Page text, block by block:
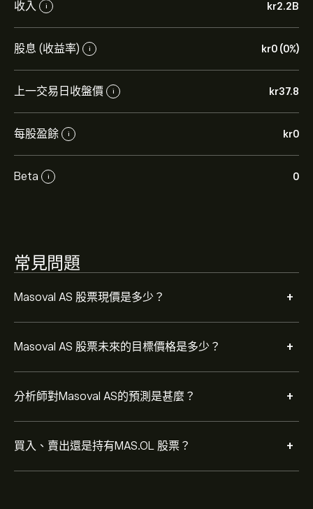
收入 i ‎kr‎2.2B
股息 (收益率) i ‎kr‎0 (0%)
上一交易日收盤價 i ‎kr‎37.8
每股盈餘 i ‎kr‎0
Beta i 0
常見問題
Masoval AS 股票現價是多少？ +
Masoval AS 股票未來的目標價格是多少？ +
Masoval AS 的平均目標價為 ‎kr‎37.80。
eToro 以取得
分析師對Masoval AS的預測是甚麼？ +
分析師根據市場趨勢、財務報告和預期增長對Masoval AS
的預測。查看最新預測以了解未來價格走勢。
買入、賣出還是持有MAS.OL 股票？ +